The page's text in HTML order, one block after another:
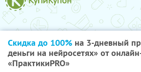
Скидка до 100% на 3-дневный
деньги на нейросетях» от
«ПрактикиPRO»